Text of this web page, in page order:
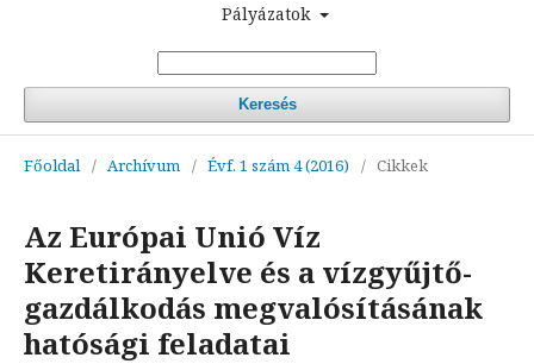
Pályázatok
Keresés
Főoldal / Archívum / Évf. 1 szám 4 (2016) / Cikkek
Az Európai Unió Víz
Keretirányelve és a vízgyűjtő-
gazdálkodás megvalósításának
hatósági feladatai